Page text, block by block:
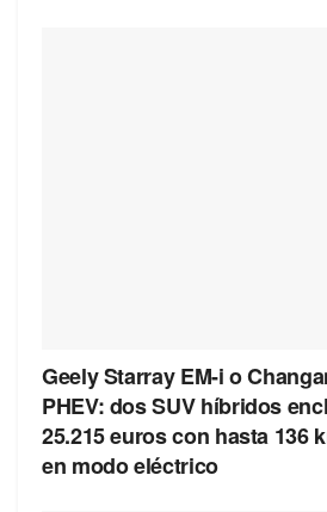
Geely Starray EM-i o
PHEV: dos SUV híbridos
25.215 euros con hasta 136
en modo eléctrico